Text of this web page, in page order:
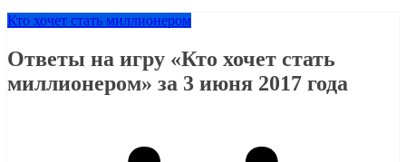
Кто хочет стать миллионером
Ответы на игру «Кто хочет стать
миллионером» за 3 июня 2017 года